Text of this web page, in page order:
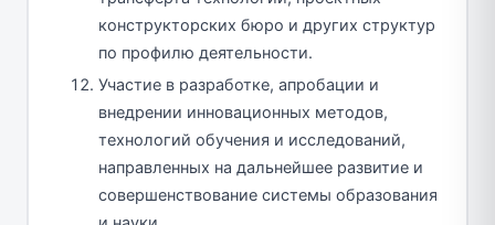
конструкторских бюро и других структур
по профилю деятельности.
Участие в разработке, апробации и
внедрении инновационных методов,
технологий обучения и исследований,
направленных на дальнейшее развитие и
совершенствование системы образования